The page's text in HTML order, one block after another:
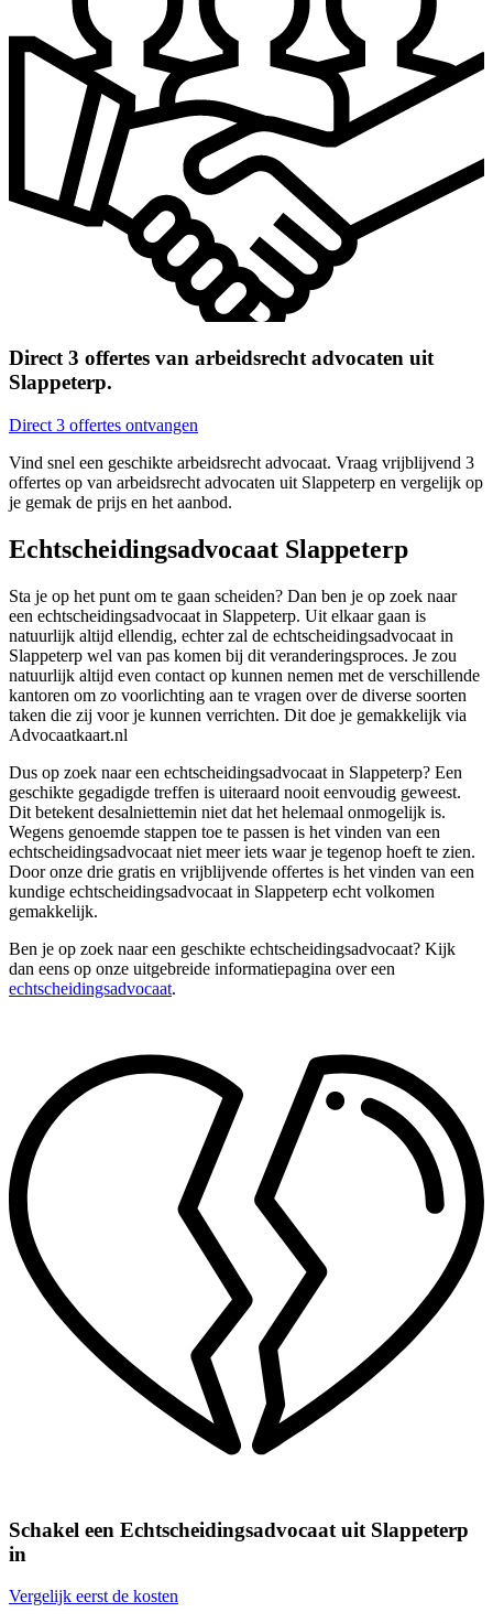
Direct 3 offertes van arbeidsrecht advocaten uit
Slappeterp.
Direct 3 offertes ontvangen
Vind snel een geschikte arbeidsrecht advocaat. Vraag vrijblijvend 3
offertes op van arbeidsrecht advocaten uit Slappeterp en vergelijk op
je gemak de prijs en het aanbod.
Echtscheidingsadvocaat Slappeterp
Sta je op het punt om te gaan scheiden? Dan ben je op zoek naar
een echtscheidingsadvocaat in Slappeterp. Uit elkaar gaan is
natuurlijk altijd ellendig, echter zal de echtscheidingsadvocaat in
Slappeterp wel van pas komen bij dit veranderingsproces. Je zou
natuurlijk altijd even contact op kunnen nemen met de verschillende
kantoren om zo voorlichting aan te vragen over de diverse soorten
taken die zij voor je kunnen verrichten. Dit doe je gemakkelijk via
Advocaatkaart.nl
Dus op zoek naar een echtscheidingsadvocaat in Slappeterp? Een
geschikte gegadigde treffen is uiteraard nooit eenvoudig geweest.
Dit betekent desalniettemin niet dat het helemaal onmogelijk is.
Wegens genoemde stappen toe te passen is het vinden van een
echtscheidingsadvocaat niet meer iets waar je tegenop hoeft te zien.
Door onze drie gratis en vrijblijvende offertes is het vinden van een
kundige echtscheidingsadvocaat in Slappeterp echt volkomen
gemakkelijk.
Ben je op zoek naar een geschikte echtscheidingsadvocaat? Kijk
dan eens op onze uitgebreide informatiepagina over een
echtscheidingsadvocaat.
Schakel een Echtscheidingsadvocaat uit Slappeterp
in
Vergelijk eerst de kosten